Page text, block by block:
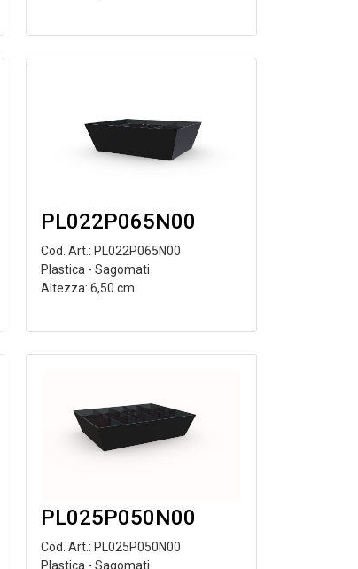
PL022P065N00
Cod. Art.: PL022P065N00
Plastica - Sagomati
Altezza: 6,50 cm
PL025P050N00
Cod. Art.: PL025P050N00
Plastica - Sagomati